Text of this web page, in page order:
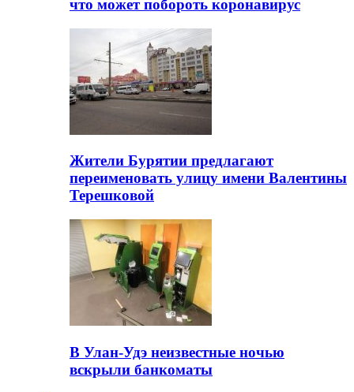
что может побороть коронавирус
Жители Бурятии предлагают
переименовать улицу имени Валентины
Терешковой
В Улан-Удэ неизвестные ночью
вскрыли банкоматы